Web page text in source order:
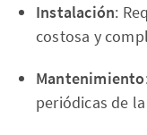
Instalación:
costosa y
Mantenimiento
periódicas de